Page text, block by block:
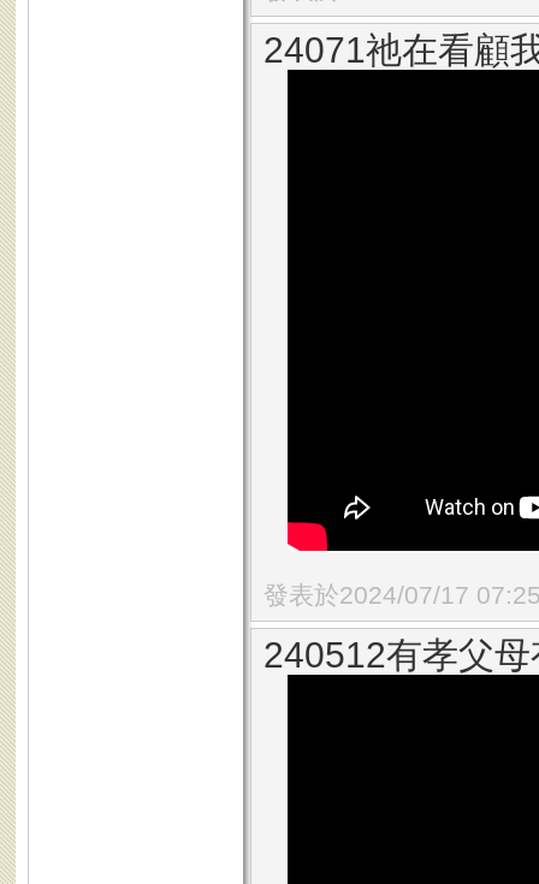
24071祂在看顧
發表於2024/07/17
240512有孝父